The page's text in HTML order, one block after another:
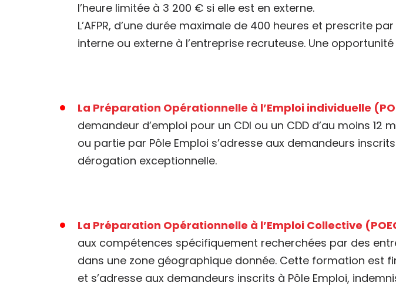
l’heure limitée à 3 200 € si elle est en externe.
L’AFPR, d’une durée maximale de 400 heures et prescrite
interne ou externe à l’entreprise recruteuse. Une
La Préparation Opérationnelle à l’Emploi individuelle
demandeur d’emploi pour un CDI ou un CDD d’au moins
ou partie par Pôle Emploi s’adresse aux demandeurs
dérogation exceptionnelle.
La Préparation Opérationnelle à l’Emploi Collective
aux compétences spécifiquement recherchées par des
dans une zone géographique donnée. Cette formation est
et s’adresse aux demandeurs inscrits à Pôle Emploi,